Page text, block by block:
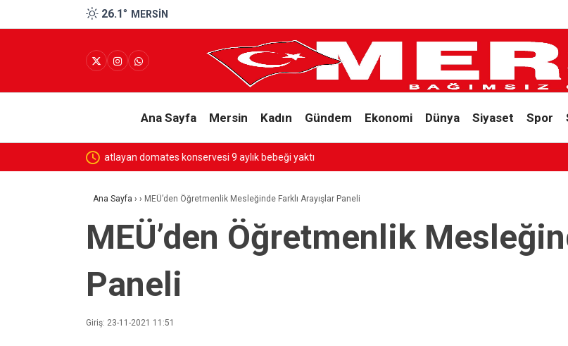
26.1° MERSIN
Ana Sayfa Mersin Kadın Gündem Ekonomi Dünya Siyaset Spor
SESSİZ ÇIĞLIK
Ana Sayfa › › MEÜ’den Öğretmenlik Mesleğinde Farklı Arayışlar Paneli
MEÜ’den Öğretmenlik
Paneli
Giriş: 23-11-2021 11:51